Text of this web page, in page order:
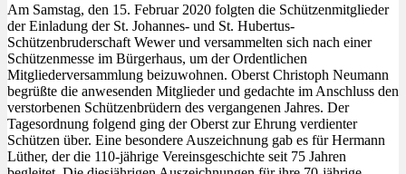
Am Samstag, den 15. Februar 2020 folgten die Schützenmitglieder
der Einladung der St. Johannes- und St. Hubertus-
Schützenbruderschaft Wewer und versammelten sich nach einer
Schützenmesse im Bürgerhaus, um der Ordentlichen
Mitgliederversammlung beizuwohnen. Oberst Christoph Neumann
begrüßte die anwesenden Mitglieder und gedachte im Anschluss den
verstorbenen Schützenbrüdern des vergangenen Jahres. Der
Tagesordnung folgend ging der Oberst zur Ehrung verdienter
Schützen über. Eine besondere Auszeichnung gab es für Hermann
Lüther, der die 110-jährige Vereinsgeschichte seit 75 Jahren